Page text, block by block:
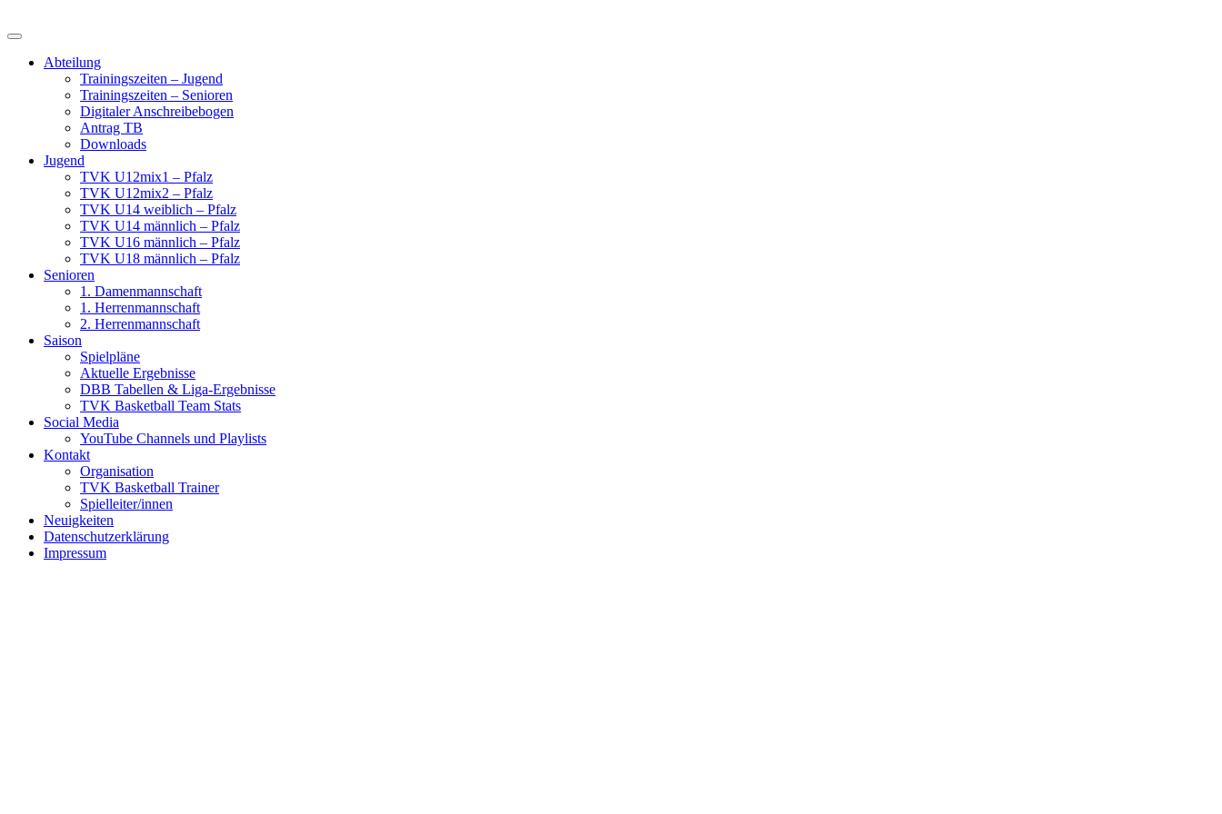
to
Abteilung
Trainingszeiten – Jugend
Trainingszeiten – Senioren
Digitaler Anschreibebogen
Antrag TB
Downloads
Jugend
TVK U12mix1 – Pfalz
TVK U12mix2 – Pfalz
TVK U14 weiblich – Pfalz
TVK U14 männlich – Pfalz
TVK U16 männlich – Pfalz
TVK U18 männlich – Pfalz
Senioren
1. Damenmannschaft
1. Herrenmannschaft
2. Herrenmannschaft
Saison
Spielpläne
Aktuelle Ergebnisse
DBB Tabellen & Liga-Ergebnisse
TVK Basketball Team Stats
Social Media
YouTube Channels und Playlists
Kontakt
Organisation
TVK Basketball Trainer
Spielleiter/innen
Neuigkeiten
Datenschutzerklärung
Impressum